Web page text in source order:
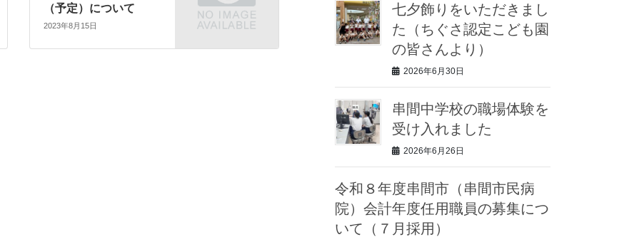
（予定）について
2023年8月15日
七夕飾りをいただきまし
た（ちぐさ認定こども園
の皆さんより）
2026年6月30日
串間中学校の職場体験を
受け入れました
2026年6月26日
令和８年度串間市（串間市民病
院）会計年度任用職員の募集につ
いて（７月採用）